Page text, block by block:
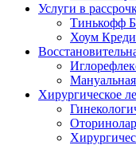
Услуги в
Тинькофф
Хоум
Хирургическое